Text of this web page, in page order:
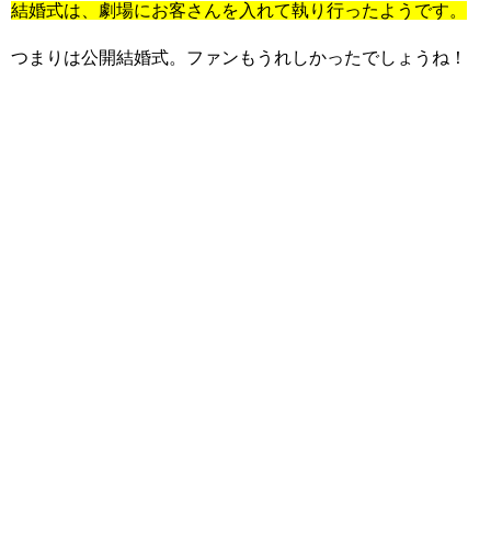
結婚式は、劇場にお客さんを入れて執り行ったようです。
つまりは公開結婚式。ファンもうれしかったでしょうね！